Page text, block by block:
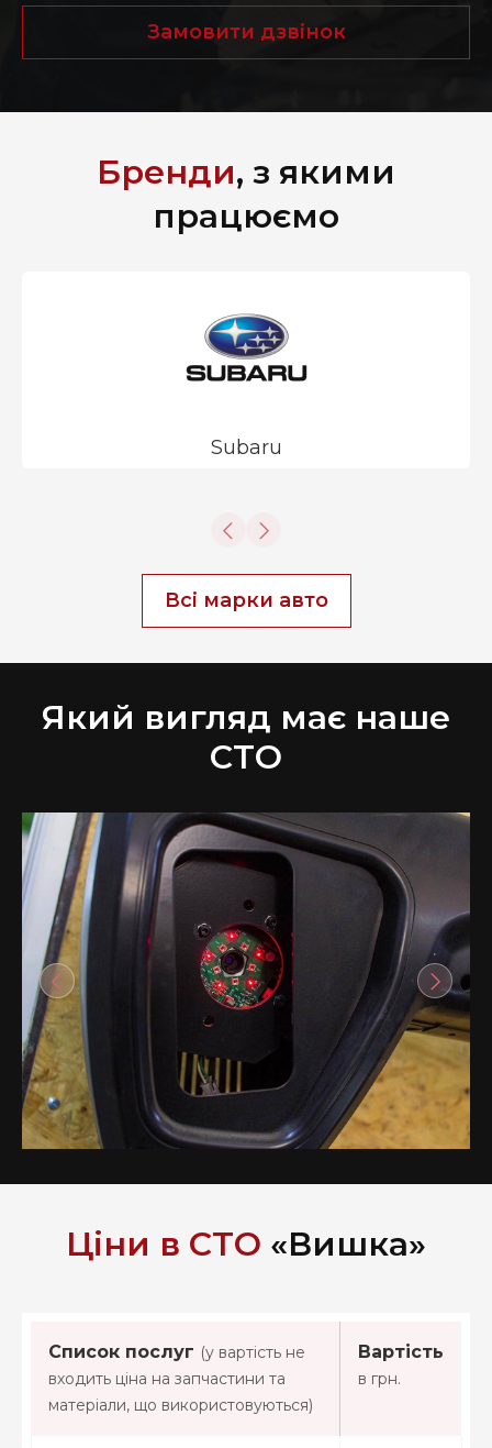
Замовити дзвінок
Бренди, з якими
працюємо
Subaru
Всі марки авто
Який вигляд має наше
СТО
Ціни в СТО «Вишка»
Список послуг (у вартість не
входить ціна на запчастини та
матеріали, що використовуються)
Вартість
в грн.